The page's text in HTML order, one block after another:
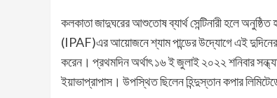
কলকাতা জাদুঘরের আশুতোষ ব্যার্থ সেন্টিনারী হলে
(IPAF)এর আয়োজনে শ্যাম পান্ডের উদ্যোগে এই দুদিনের
করেন। প্রথমদিন অর্থাৎ ১৬ ই জুলাই ২০২২ শনিবার
ইয়াভাপ্রাপাস। উপস্থিত ছিলেন হিন্দুস্তান কপার